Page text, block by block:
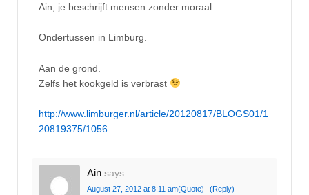
Ain, je beschrijft mensen zonder moraal.
Ondertussen in Limburg.
Aan de grond.
Zelfs het kookgeld is verbrast
http://www.limburger.nl/article/20120817/BLOGS01/1
20819375/1056
Ain says:
August 27, 2012 at 8:11 am(Quote) (Reply)